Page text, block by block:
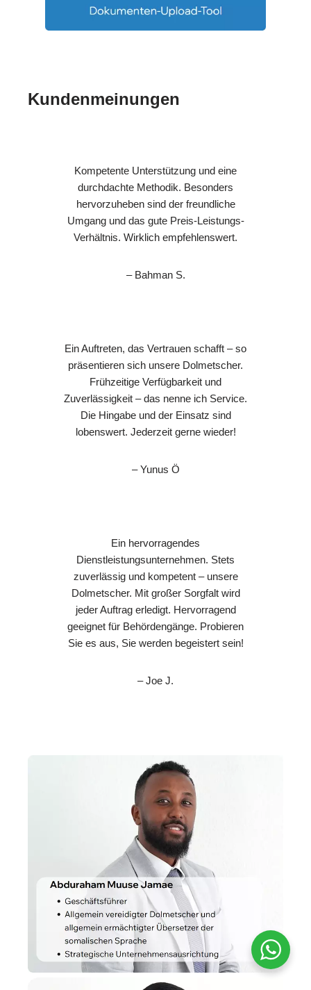
Kundenmeinungen
Kompetente Unterstützung und eine
durchdachte Methodik. Besonders
hervorzuheben sind der freundliche
Umgang und das gute Preis-Leistungs-
Verhältnis. Wirklich empfehlenswert.
– Bahman S.
Ein Auftreten, das Vertrauen schafft – so
präsentieren sich unsere Dolmetscher.
Frühzeitige Verfügbarkeit und
Zuverlässigkeit – das nenne ich Service.
Die Hingabe und der Einsatz sind
lobenswert. Jederzeit gerne wieder!
– Yunus Ö
Ein hervorragendes
Dienstleistungsunternehmen. Stets
zuverlässig und kompetent – unsere
Dolmetscher. Mit großer Sorgfalt wird
jeder Auftrag erledigt. Hervorragend
geeignet für Behördengänge. Probieren
Sie es aus, Sie werden begeistert sein!
– Joe J.